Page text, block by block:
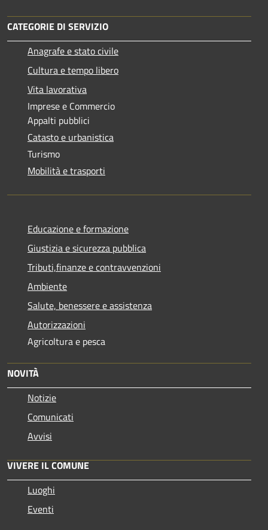
CATEGORIE DI SERVIZIO
Anagrafe e stato civile
Cultura e tempo libero
Vita lavorativa
Imprese e Commercio
Appalti pubblici
Catasto e urbanistica
Turismo
Mobilità e trasporti
Educazione e formazione
Giustizia e sicurezza pubblica
Tributi,finanze e contravvenzioni
Ambiente
Salute, benessere e assistenza
Autorizzazioni
Agricoltura e pesca
NOVITÀ
Notizie
Comunicati
Avvisi
VIVERE IL COMUNE
Luoghi
Eventi